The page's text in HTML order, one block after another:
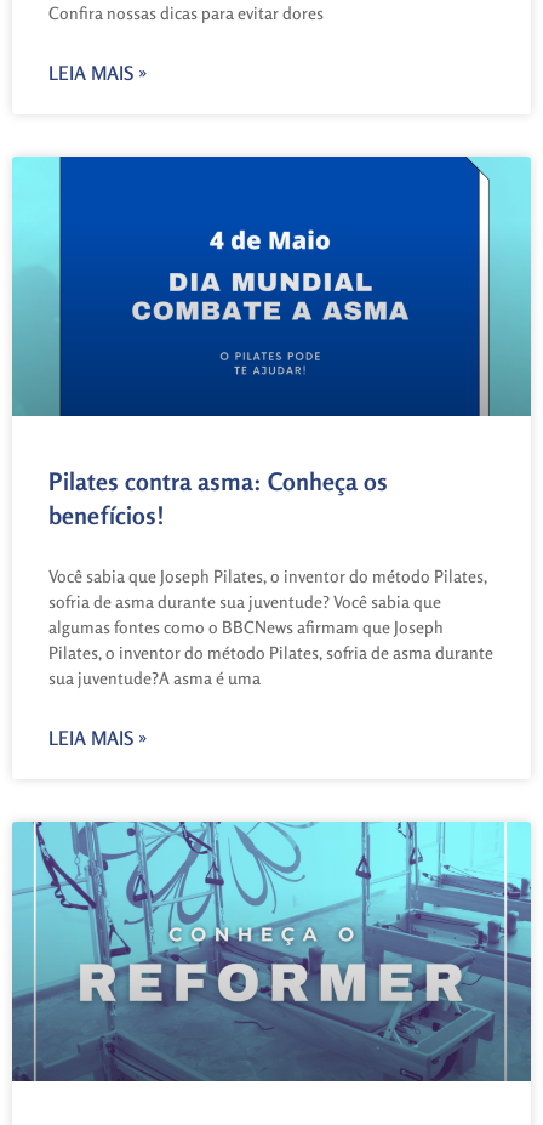
Confira nossas dicas para evitar dores
LEIA MAIS »
Pilates contra asma: Conheça os
benefícios!
Você sabia que Joseph Pilates, o inventor do método Pilates,
sofria de asma durante sua juventude? Você sabia que
algumas fontes como o BBCNews afirmam que Joseph
Pilates, o inventor do método Pilates, sofria de asma durante
sua juventude?A asma é uma
LEIA MAIS »